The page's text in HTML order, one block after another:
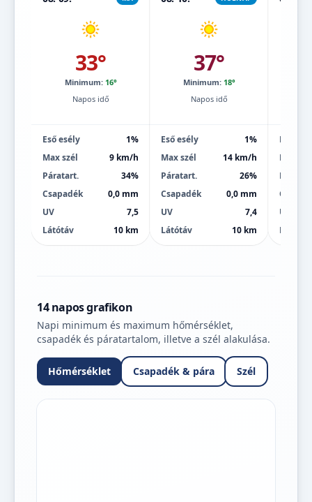
33°
Minimum: 16°
Napos idő
Eső esély
1%
Max szél
9 km/h
Páratart.
34%
Csapadék
0,0 mm
UV
7,5
Látótáv
10 km
37°
Minimum: 18°
Napos idő
Eső esély
1%
Max szél
14 km/h
Páratart.
26%
Csapadék
0,0 mm
UV
7,4
Látótáv
10 km
Eső
Max
UV
Látótáv
14 napos grafikon
Napi minimum és maximum hőmérséklet,
csapadék és páratartalom, illetve a szél alakulása.
Hőmérséklet Csapadék & pára Szél